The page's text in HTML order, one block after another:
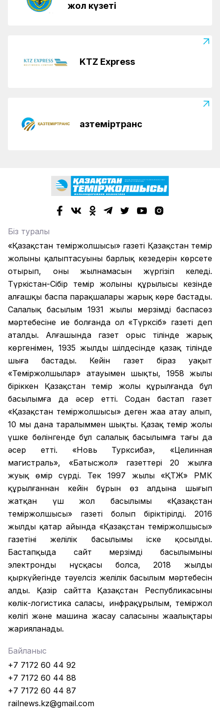
жол күзеті
KTZ Express
Қазтеміртранс
Біз туралы
«Қазақстан теміржолшысы» газеті Қазақстан темір
жолының қалыптасуының барлық кезеңдерін көрсете
отырып, оның жылнамасын жүргізіп келеді.
Түркістан-Сібір темір жолының құрылысы кезінде
алғашқы баспа парақшалары жарық көре бастады.
Салалық басылым 1931 жылы мерзімді баспасөз
мәртебесіне ие болғанда ол «Түрксіб» газеті деп
аталды. Алғашында газет орыс тілінде жарық
көргенімен, 1935 жылдың шілдесінде қазақ тілінде
шыға бастады. Кейін газет біраз уақыт
«Теміржолшылар» атауымен шықты, 1958 жылы
біріккен Қазақстан темір жолы құрылғанда бұл
басылымға да әсер етті. Содан бастап газет
«Қазақстан теміржолшысы» деген жаңа атау алып,
10 мың дана таралыммен шықты. Қазақ темір жолы
үшке бөлінгенде бұл салалық басылымға тағы да
әсер етті. «Новь Турксиба», «Целинная
магистраль», «Батысжол» газеттері 20 жылға
жуық өмір сүрді. Тек 1997 жылы «ҚТЖ» РМК
құрылғаннан кейін бұрын өз алдына шығып
жатқан үш жол басылымы «Қазақстан
теміржолшысы» газеті болып біріктірілді. 2016
жылдың қаңтар айында «Қазақстан теміржолшысы»
газетінің желілік басылымы іске қосылды.
Бастапқыда сайт мерзімді басылымының
электронды нұсқасы болса, 2018 жылдың
қыркүйегінде тәуелсіз желілік басылым мәртебесін
алды. Қазір сайтта Қазақстан Республикасының
көлік-логистика саласы, инфрақұрылым, теміржол
көлігі және машина жасау саласының жаңалықтары
жарияланады.
Байланыс
+7 7172 60 44 92
+7 7172 60 44 88
+7 7172 60 44 87
railnews.kz@gmail.com